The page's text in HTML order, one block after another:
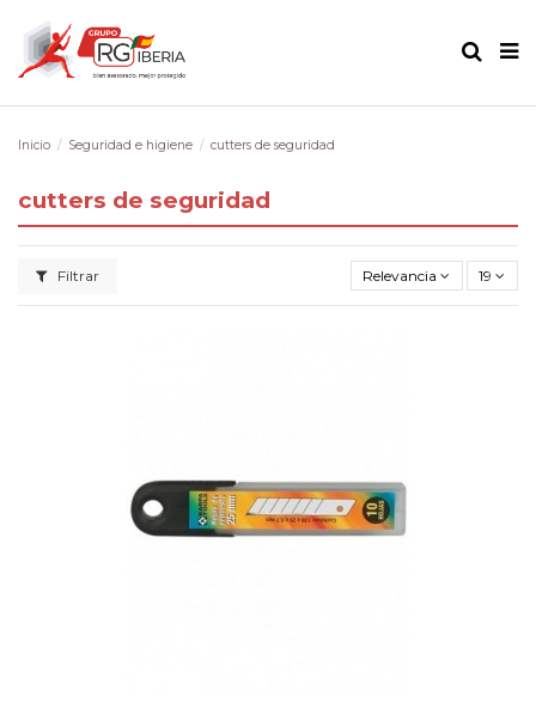
Inicio Seguridad e higiene cutters de seguridad
cutters de seguridad
Filtrar Relevancia 19